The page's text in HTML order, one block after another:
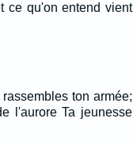
ce qu'on entend vient
ton armée;
l'aurore Ta jeunesse